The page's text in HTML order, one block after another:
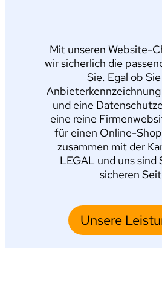
Mit unseren Website-
wir sicherlich die
Sie. Egal ob
und eine
eine reine
für einen Online-
zusammen mit der
LEGAL und uns sind
sicheren
Unsere